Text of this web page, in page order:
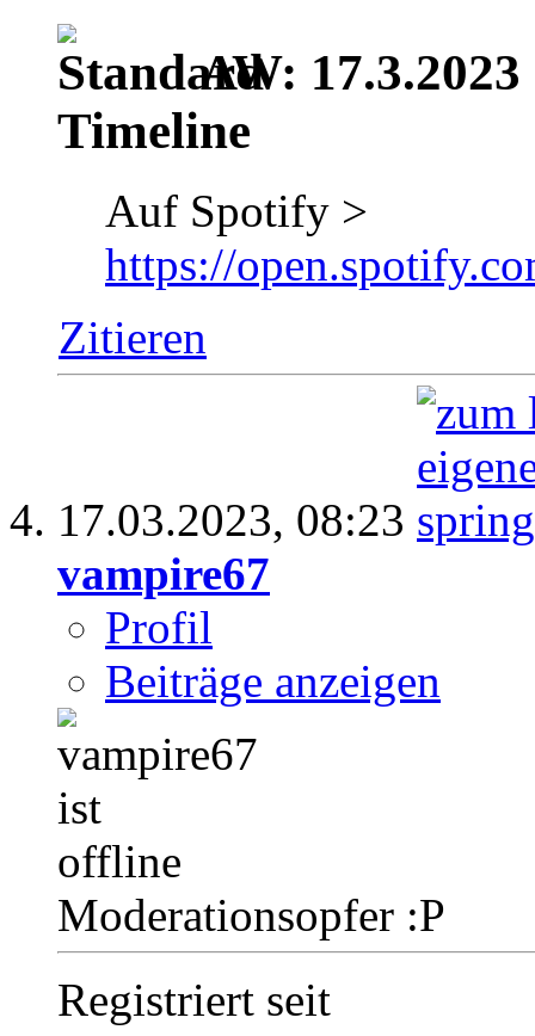
AW:
Timeline
Auf Spotify >
https://
Zitieren
17.03.2023, 08:23
vampire67
Profil
Beiträge anzeigen
Moderationsopfer :P
Registriert seit